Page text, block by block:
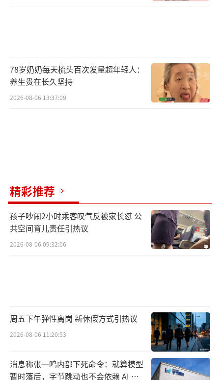
78岁奶奶每天梳头百次发量超年轻人：
养生贵在长久坚持
2026-08-06 13:37:09
精彩推荐
孩子吵闹2小时乘客叹气反被家长怼 公
共空间育儿责任引热议
2026-08-06 09:32:06
周五下午弹性离岗 新休假方式引热议
2026-08-06 11:20:53
消息称张一鸣内部下死命令：就算模型
暂时落后，字节跳动也不会依赖 AI 蒸